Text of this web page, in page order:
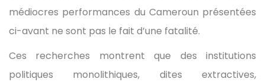
médiocres performances du Cameroun présentées
ci-avant ne sont pas le fait d’une fatalité.
Ces recherches montrent que des institutions
politiques monolithiques, dites extractives,